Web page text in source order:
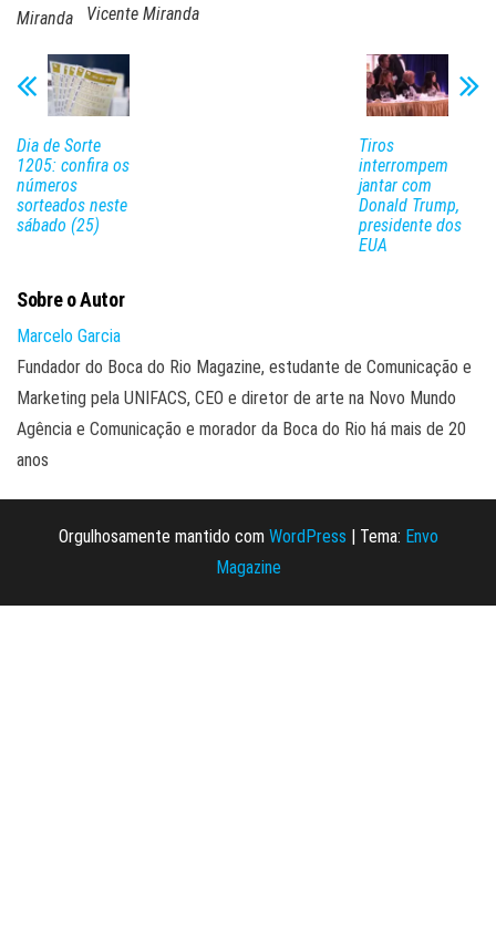
Miranda
Vicente Miranda
Dia de Sorte
1205: confira os
números
sorteados neste
sábado (25)
Tiros
interrompem
jantar com
Donald Trump,
presidente dos
EUA
Sobre o Autor
Marcelo Garcia
Fundador do Boca do Rio Magazine, estudante de Comunicação e
Marketing pela UNIFACS, CEO e diretor de arte na Novo Mundo
Agência e Comunicação e morador da Boca do Rio há mais de 20
anos
Orgulhosamente mantido com WordPress | Tema: Envo
Magazine